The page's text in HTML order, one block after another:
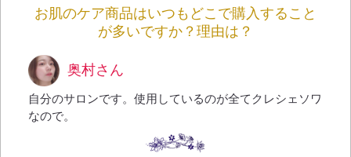
お肌のケア商品はいつもどこで購入すること
が多いですか？理由は？
奥村さん
自分のサロンです。使用しているのが全てクレシェソワ
なので。